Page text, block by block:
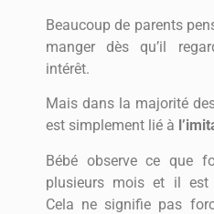
Beaucoup de parents
manger dès qu’il
intérêt.
Mais dans la majorité
est simplement lié à
Bébé observe ce que
plusieurs mois et il est
Cela ne signifie pas